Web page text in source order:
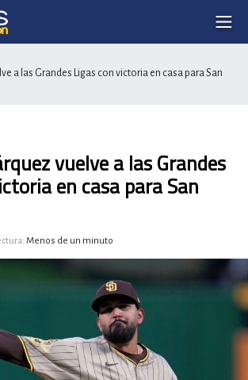
a las Grandes Ligas con victoria en casa para San
vuelve a las Grandes
en casa para San
Menos de un minuto